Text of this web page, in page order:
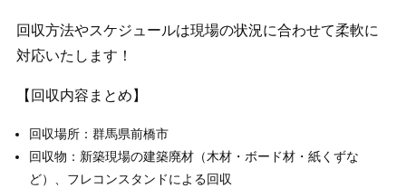
回収方法やスケジュールは現場の状況に合わせて柔軟に
対応いたします！
【回収内容まとめ】
回収場所：群馬県前橋市
回収物：新築現場の建築廃材（木材・ボード材・紙くずな
ど）、フレコンスタンドによる回収